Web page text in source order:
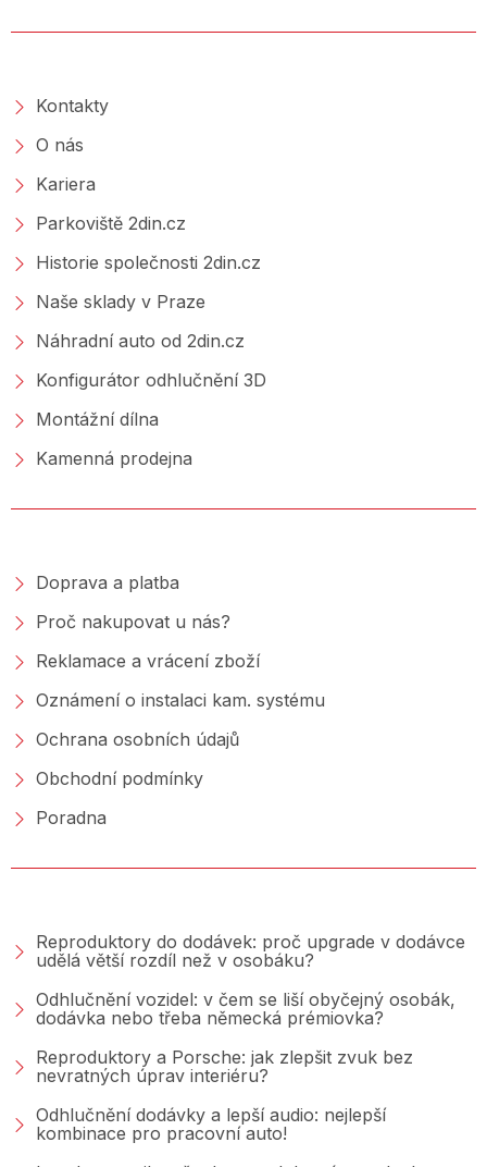
Kontakty
O nás
Kariera
Parkoviště 2din.cz
Historie společnosti 2din.cz
Naše sklady v Praze
Náhradní auto od 2din.cz
Konfigurátor odhlučnění 3D
Montážní dílna
Kamenná prodejna
Doprava a platba
Proč nakupovat u nás?
Reklamace a vrácení zboží
Oznámení o instalaci kam. systému
Ochrana osobních údajů
Obchodní podmínky
Poradna
Reproduktory do dodávek: proč upgrade v dodávce
udělá větší rozdíl než v osobáku?
Odhlučnění vozidel: v čem se liší obyčejný osobák,
dodávka nebo třeba německá prémiovka?
Reproduktory a Porsche: jak zlepšit zvuk bez
nevratných úprav interiéru?
Odhlučnění dodávky a lepší audio: nejlepší
kombinace pro pracovní auto!